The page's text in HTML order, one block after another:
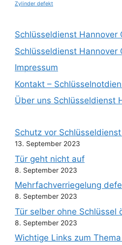
Zylinder defekt
Schlüsseldienst Hannover
Schlüsseldienst Hannover
Impressum
Kontakt –
Über uns Schlüsseldienst
Schutz vor
13. September 2023
Tür geht nicht auf
8. September 2023
Mehrfachverriegelung
8. September 2023
Tür selber ohne Schlüssel
8. September 2023
Wichtige Links zum